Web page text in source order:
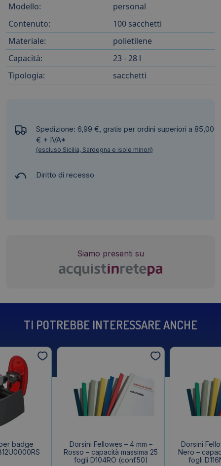
Modello:
personal
Contenuto:
100 sacchetti
Materiale:
polietilene
Capacità:
23 - 28 l
Tipologia:
sacchetti
Spedizione: 6,99 €, gratis per ordini superiori a 85,00
€ + IVA*
(escluso Sicilia, Sardegna e isole minori)
Diritto di recesso
Siamo presenti su
TI POTREBBE INTERESSARE ANCHE
badge
Dorsini Fellowes – 4 mm –
Rosso – capacità massima 25
fogli D104RO (conf.50)
Dorsini
Nero –
fogli